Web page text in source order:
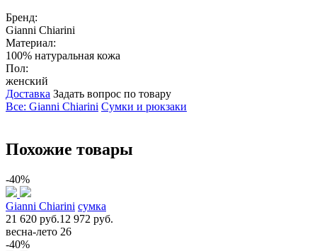
Бренд:
Gianni Chiarini
Материал:
100% натуральная кожа
Пол:
женский
Доставка Задать вопрос по товару
Все: Gianni Chiarini Сумки и рюкзаки
Похожие товары
-40%
Gianni Chiarini сумка
21 620 руб.12 972 руб.
весна-лето 26
-40%